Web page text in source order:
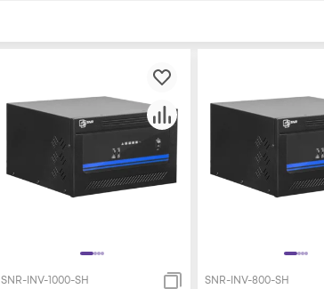
SNR-INV-1000-SH SNR-INV-800-SH